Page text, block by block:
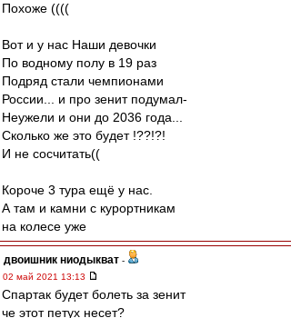
Похоже ((((
Вот и у нас Наши девочки
По водному полу в 19 раз
Подряд стали чемпионами
России... и про зенит подумал-
Неужели и они до 2036 года...
Сколько же это будет !??!?!
И не сосчитать((
Короче 3 тура ещё у нас.
А там и камни с курортникам
на колесе уже
двоишник ниодыкват -
02 май 2021 13:13
Спартак будет болеть за зенит
че этот петух несет?